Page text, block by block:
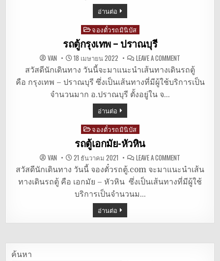
อ่านต่อ
Posted
in
จองตั๋วรถมินิบัส
รถตู้กรุงเทพ – ปราณบุรี
VAN 18 เมษายน 2022 LEAVE A COMMENT
ตู้
กรุงเทพ
–
สวัสดีนักเดินทาง วันนี้จะมาแนะนำเส้นทางเดินรถตู้
คือ กรุงเทพ – ปราณบุรี ซึ่งเป็นเส้นทางที่มีผู้ใช้บริการเป็น
จำนวนมาก อ.ปราณบุรี ตั้งอยู่ใน จ…
อ่านต่อ
Posted
in
จองตั๋วรถมินิบัส
รถตู้เอกมัย-หัวหิน
VAN 21 ธันวาคม 2021 LEAVE A COMMENT
รถ
ตู้
เอกมัย-
หัวหิน
สวัสดีนักเดินทาง วันนี้ จองตั๋วรถตู้.com จะมาแนะนำเส้น
ทางเดินรถตู้ คือ เอกมัย – หัวหิน ซึ่งเป็นเส้นทางที่มีผู้ใช้
บริการเป็นจำนวนม…
อ่านต่อ
ค้นหา